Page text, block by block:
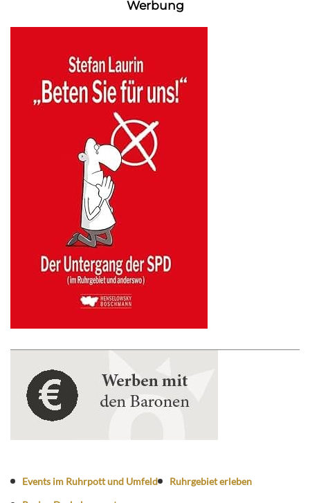
Werbung
Events im Ruhrpott und Umfeld
Ruhrgebiet erleben